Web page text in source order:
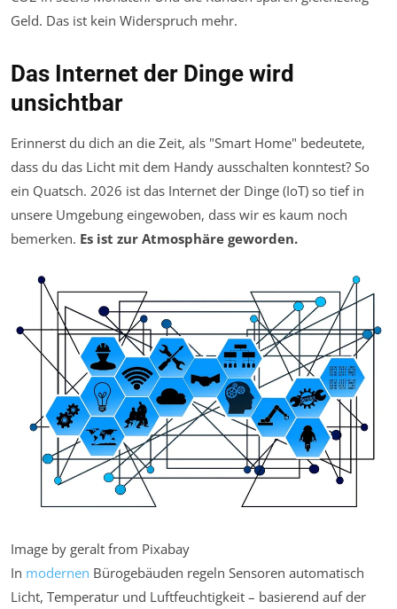
Geld. Das ist kein Widerspruch mehr.
Das Internet der Dinge wird
unsichtbar
Erinnerst du dich an die Zeit, als "Smart Home" bedeutete,
dass du das Licht mit dem Handy ausschalten konntest? So
ein Quatsch. 2026 ist das Internet der Dinge (IoT) so tief in
unsere Umgebung eingewoben, dass wir es kaum noch
bemerken. Es ist zur Atmosphäre geworden.
Image by geralt from Pixabay
In modernen Bürogebäuden regeln Sensoren automatisch
Licht, Temperatur und Luftfeuchtigkeit – basierend auf der